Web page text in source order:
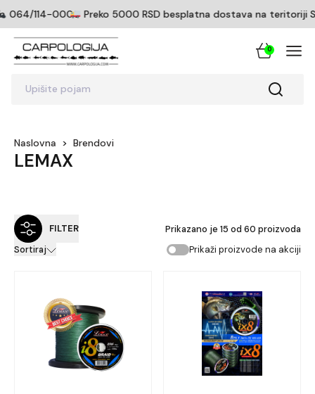
114-0005Preko 5000 RSD besplatna dostava na teritoriji
Upišite pojam
0
Naslovna > Brendovi
LEMAX
FILTER Prikazano je 15 od 60 proizvoda
Sortiraj
Prikaži proizvode na akciji